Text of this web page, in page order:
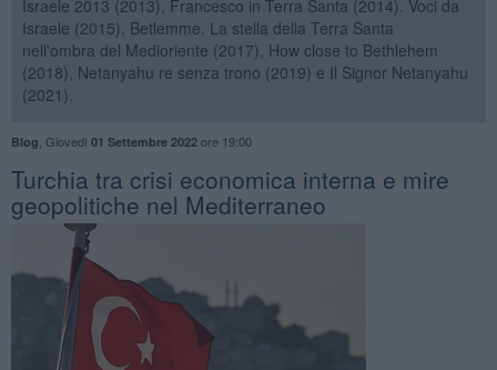
Israele 2013 (2013), Francesco in Terra Santa (2014). Voci da
Israele (2015), Betlemme. La stella della Terra Santa
nell'ombra del Medioriente (2017), How close to Bethlehem
(2018), Netanyahu re senza trono (2019) e Il Signor Netanyahu
(2021).
Blog Giovedì 01 Settembre 2022ore 19:00
Turchia tra crisi economica interna e mire
geopolitiche nel Mediterraneo